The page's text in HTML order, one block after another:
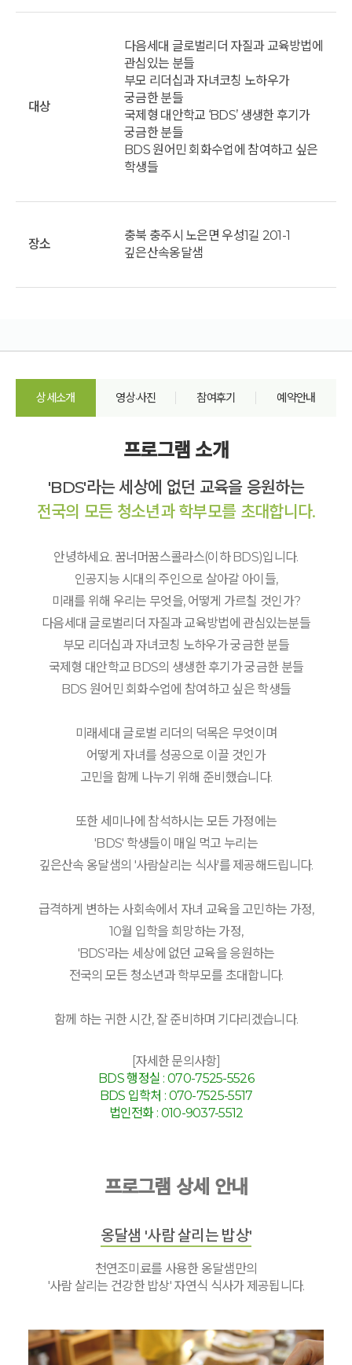
대상
다음세대 글로벌리더 자질과 교육방법에
관심있는 분들
부모 리더십과 자녀코칭 노하우가
궁금한 분들
국제형 대안학교 ‘BDS’ 생생한 후기가
궁금한 분들
BDS 원어민 회화수업에 참여하고 싶은
학생들
장소
충북 충주시 노은면 우성1길 201-1
깊은산속옹달샘
상세소개 영상·사진 참여후기 예약안내
프로그램 소개
'BDS'라는 세상에 없던 교육을 응원하는
전국의 모든 청소년과 학부모를 초대합니다.
안녕하세요. 꿈너머꿈스콜라스(이하 BDS)입니다.
인공지능 시대의 주인으로 살아갈 아이들,
미래를 위해 우리는 무엇을, 어떻게 가르칠 것인가?
다음세대 글로벌리더 자질과 교육방법에 관심있는분들
부모 리더십과 자녀코칭 노하우가 궁금한 분들
국제형 대안학교 BDS의 생생한 후기가 궁금한 분들
BDS 원어민 회화수업에 참여하고 싶은 학생들
미래세대 글로벌 리더의 덕목은 무엇이며
어떻게 자녀를 성공으로 이끌 것인가
고민을 함께 나누기 위해 준비했습니다.
또한 세미나에 참석하시는 모든 가정에는
'BDS' 학생들이 매일 먹고 누리는
깊은산속 옹달샘의 '사람살리는 식사'를 제공해드립니다.
급격하게 변하는 사회속에서 자녀 교육을 고민하는 가정,
10월 입학을 희망하는 가정,
'BDS'라는 세상에 없던 교육을 응원하는
전국의 모든 청소년과 학부모를 초대합니다.
함께 하는 귀한 시간, 잘 준비하며 기다리겠습니다.
[자세한 문의사항]
BDS 행정실 : 070-7525-5526
BDS 입학처 : 070-7525-5517
법인전화 : 010-9037-5512
프로그램 상세 안내
옹달샘 '사람 살리는 밥상'
천연조미료를 사용한 옹달샘만의
'사람 살리는 건강한 밥상' 자연식 식사가 제공됩니다.